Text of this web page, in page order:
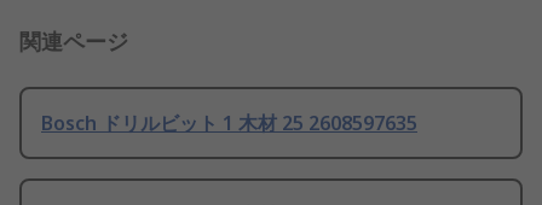
関連ページ
Bosch ドリルビット 1 木材 25 2608597635